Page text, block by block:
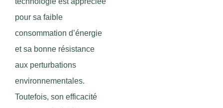
pour sa faible
consommation d’énergie
et sa bonne résistance
aux perturbations
environnementales.
Toutefois, son efficacité